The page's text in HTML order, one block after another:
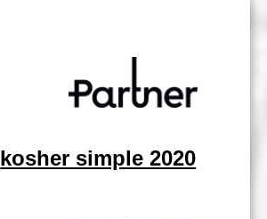
kosher simple 2020